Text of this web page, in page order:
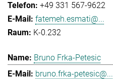
+49 331 567-9622
fatemeh.esmati@...
K-0.232
Bruno Frka-Petesic
bruno.frka-petesic@...